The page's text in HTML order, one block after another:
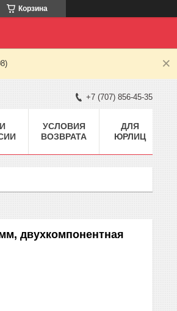
Корзина
+7 (707) 856-45-35
УСЛОВИЯ
ВОЗВРАТА
ДЛЯ
ЮРЛИЦ
двухкомпонентная